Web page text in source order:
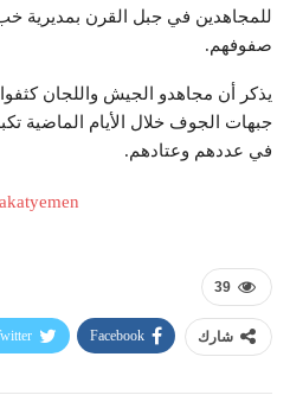
للمجاهدين في جبل القرن بمديرية
صفوفهم.
يذكر أن مجاهدو الجيش واللجان
جبهات الجوف خلال الأيام الماضية
في عددهم وعتادهم.
39
شارك Facebook